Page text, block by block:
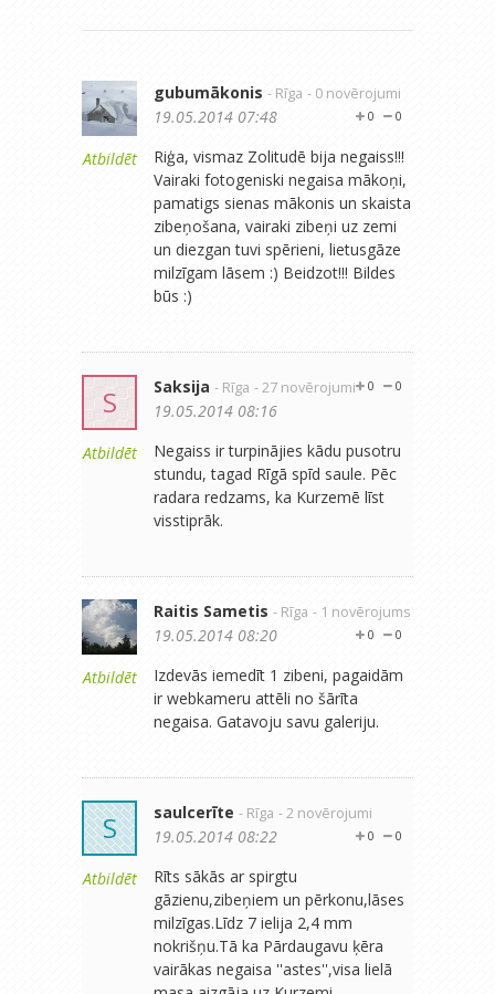
Atbildēt
gubumākonis - Rīga - 0 novērojumi
0
0
19.05.2014 07:48
Riģa, vismaz Zolitudē bija negaiss!!!
Vairaki fotogeniski negaisa mākoņi,
pamatigs sienas mākonis un skaista
zibeņošana, vairaki zibeņi uz zemi
un diezgan tuvi spērieni, lietusgāze
milzīgam lāsem :) Beidzot!!! Bildes
būs :)
S
Atbildēt
Saksija - Rīga - 27 novērojumi 0
0
19.05.2014 08:16
Negaiss ir turpinājies kādu pusotru
stundu, tagad Rīgā spīd saule. Pēc
radara redzams, ka Kurzemē līst
visstiprāk.
Atbildēt
Raitis Sametis - Rīga - 1 novērojums
0
0
19.05.2014 08:20
Izdevās iemedīt 1 zibeni, pagaidām
ir webkameru attēli no šārīta
negaisa. Gatavoju savu galeriju.
S
Atbildēt
saulcerīte - Rīga - 2 novērojumi
0
0
19.05.2014 08:22
Rīts sākās ar spirgtu
gāzienu,zibeņiem un pērkonu,lāses
milzīgas.Līdz 7 ielija 2,4 mm
nokrišņu.Tā ka Pārdaugavu ķēra
vairākas negaisa ''astes'',visa lielā